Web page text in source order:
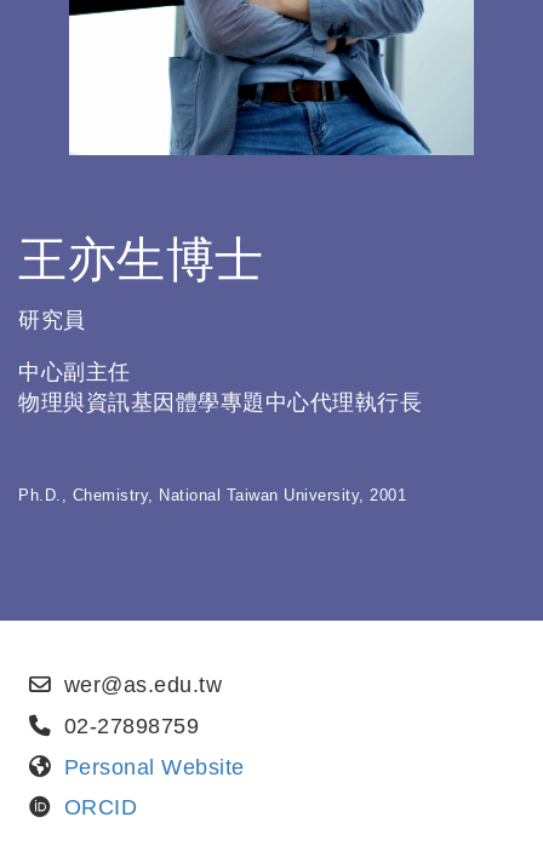
王亦生博士
研究員
中心副主任
物理與資訊基因體學專題中心代理執行長
Ph.D., Chemistry, National Taiwan University, 2001
wer@as.edu.tw
02-27898759
Personal Website
ORCID